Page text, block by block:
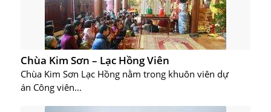
Chùa Kim Sơn – Lạc Hồng Viên
Chùa Kim Sơn Lạc Hồng nằm trong khuôn viên dự
án Công viên...